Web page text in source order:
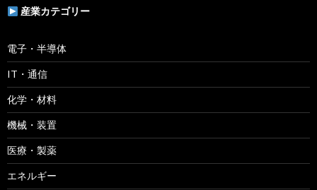
産業カテゴリー
電子・半導体
IT・通信
化学・材料
機械・装置
医療・製薬
エネルギー